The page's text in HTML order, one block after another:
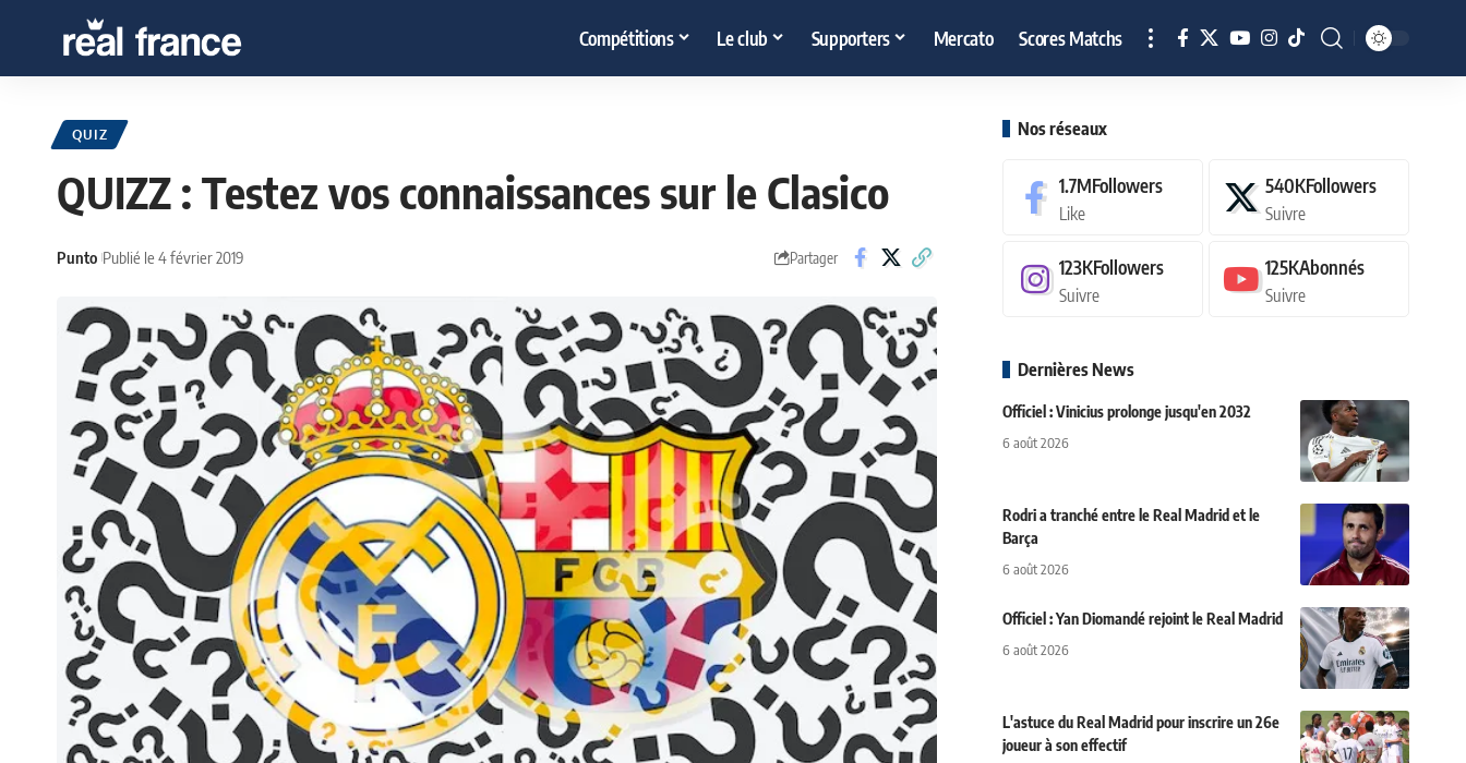
Compétitions Le club Supporters Mercato Scores Matchs
QUIZ
QUIZZ : Testez vos connaissances sur le Clasico
Punto Publié le 4 février 2019 Partager
Nos réseaux
1.7MFollowers
Like
540KFollowers
Suivre
123KFollowers
Suivre
125KAbonnés
Suivre
Dernières News
Officiel : Vinicius prolonge jusqu'en 2032
6 août 2026
Rodri a tranché entre le Real Madrid et le
Barça
6 août 2026
Officiel : Yan Diomandé rejoint le Real Madrid
6 août 2026
L'astuce du Real Madrid pour inscrire un 26e
joueur à son effectif